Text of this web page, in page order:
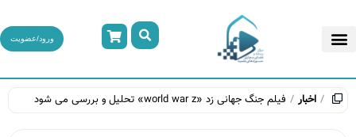
ورود/عضویت
اخبار فیلم جنگ جهانی زد «world war z» تحلیل و بررسی می شود